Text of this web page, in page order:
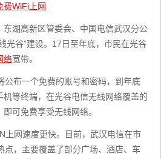
费WiFi上网
东湖高新区管委会、中国电信武汉分公
光谷”建设。17日至年底，市民在光谷
络宽带。
公布一个免费的账号和密码，到年底
等终端，在光谷电信无线网络覆盖的
可免费享受无线网络。
上网速度更快。目前，武汉电信在市
点，主要覆盖了部分广场、酒店、车